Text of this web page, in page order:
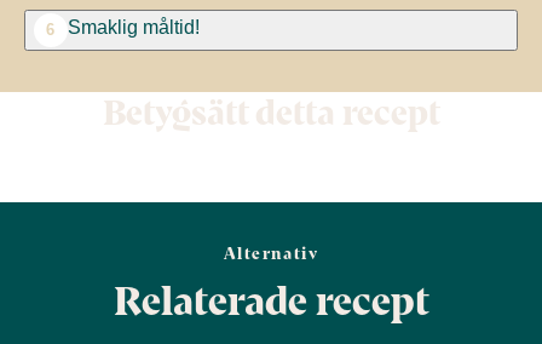
6 Smaklig måltid!
Betygsätt detta recept
Alternativ
Relaterade recept